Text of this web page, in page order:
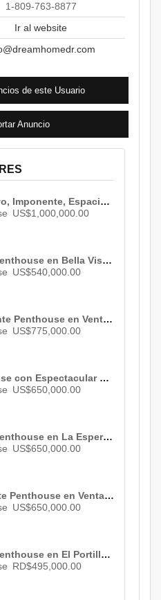
1-809-763-8877
Ir al website
de este Usuario
Anuncio
Exclusivo, Imponente, Espacioso, Elegante y Lujoso Penthouse en Los Cacicazgos. ID 702
US$1,000,000.00
Vendo Penthouse en Bella Vista , Santo Domingo , 3 habs. , 3 baños , 03 parqueos ID 2240
US$540,000.00
Imponente Penthouse en Venta de Revista en Piantini con Fantástica Vista ID 1955
US$775,000.00
Penthouse con Espectacular Vista al Mar y Ciudad en La Esperilla ID 2991
US$650,000.00
Vendo Penthouse en La Esperilla , Santo Domingo , ID 2881
US$650,000.00
Excelente Penthouse en Venta de Oportunidad en Bella Vista en un Oasis de Confort ID 2107
US$650,000.00
Vendo Penthouse en El Portillo , Las Terrenas , 3 habs. , 3 baños , 1 parqueo , RD$ 495,000.00
RD$495,000.00